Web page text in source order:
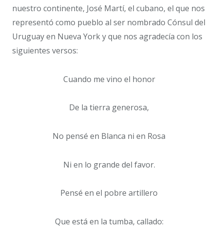
nuestro continente, José Martí, el cubano, el que nos
representó como pueblo al ser nombrado Cónsul del
Uruguay en Nueva York y que nos agradecía con los
siguientes versos:
Cuando me vino el honor
De la tierra generosa,
No pensé en Blanca ni en Rosa
Ni en lo grande del favor.
Pensé en el pobre artillero
Que está en la tumba, callado: